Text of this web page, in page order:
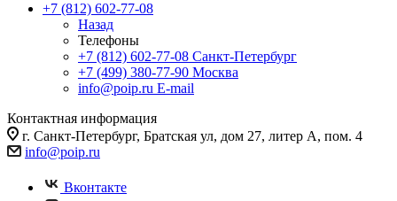
+7 (812) 602-77-08
Назад
Телефоны
+7 (812) 602-77-08 Санкт-Петербург
+7 (499) 380-77-90 Москва
info@poip.ru E-mail
Контактная информация
г. Санкт-Петербург, Братская ул, дом 27, литер А, пом. 4
info@poip.ru
Вконтакте